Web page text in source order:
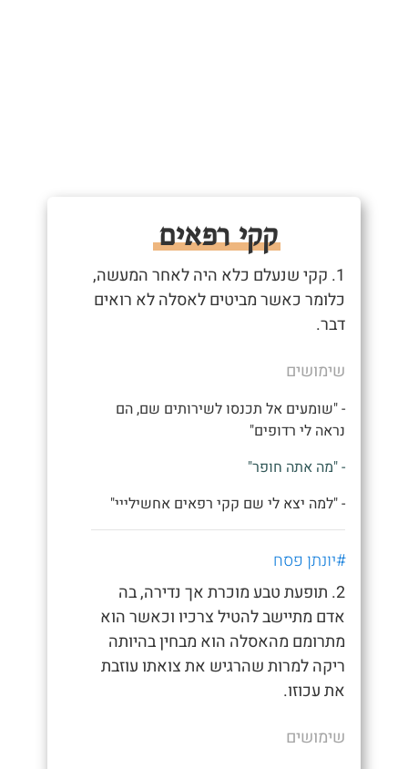
קקי רפאים
1. קקי שנעלם כלא היה לאחר המעשה,
כלומר כאשר מביטים לאסלה לא רואים
דבר.
שימושים
- "שומעים אל תכנסו לשירותים שם, הם
נראה לי רדופים"
- "מה אתה חופר"
- "למה יצא לי שם קקי רפאים אחשילייי"
#יונתן פסח
2. תופעת טבע מוכרת אך נדירה, בה
אדם מתיישב להטיל צרכיו וכאשר הוא
מתרומם מהאסלה הוא מבחין בהיותה
ריקה למרות שהרגיש את צואתו עוזבת
את עכוזו.
שימושים